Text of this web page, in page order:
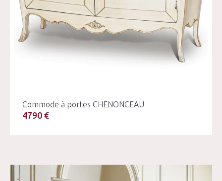
Commode à portes CHENONCEAU
4790 €